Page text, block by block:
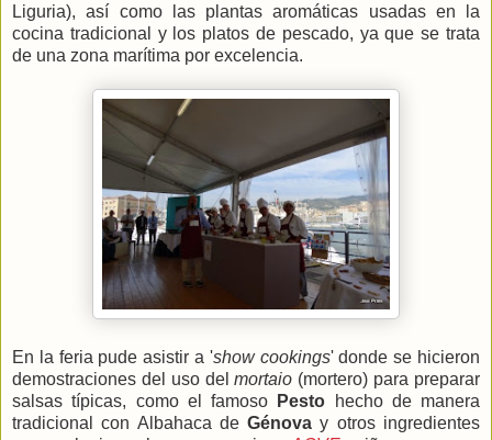
Liguria), así como las plantas aromáticas usadas en la
cocina tradicional y los platos de pescado, ya que se trata
de una zona marítima por excelencia.
En la feria pude asistir a 'show cookings' donde se hicieron
demostraciones del uso delmortaio (mortero) para preparar
salsas típicas, como el famoso
Pesto hecho de manera
tradicional con Albahaca deGénova y otros ingredientes